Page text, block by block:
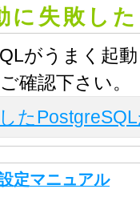
に失敗し
がうまく起
確認下さい。
た
定マニュアル